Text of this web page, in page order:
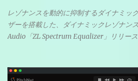
レゾナンスを動的に抑制するダイナミッ
ザーを搭載した、ダイナミックレゾナン
Audio「ZL Spectrum Equalizer」リリース